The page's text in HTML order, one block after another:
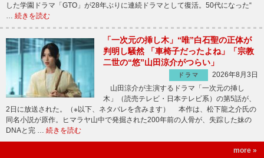
した学園ドラマ「GTO」が28年ぶりに連続ドラマとして復活。50代になった“
続きを読む
「一次元の挿し木」“唯”白石聖の正体が
判明し騒然 「車椅子だったよね」「宗教
二世の“悠”山田涼介がつらい」
ドラマ
2026年8月3日
山田涼介が主演するドラマ「一次元の挿し
木」（読売テレビ・日本テレビ系）の第5話が、
2日に放送された。（※以下、ネタバレを含みます） 本作は、松下龍之介氏の
同名小説が原作。ヒマラヤ山中で発掘された200年前の人骨が、失踪した妹の
DNAと完 … 続きを読む
more »